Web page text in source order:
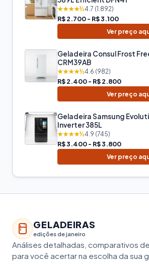
★★★★½4.7 (1.892)
R$ 2.700 - R$ 3.100
Ver preço
Geladeira Consul Frost
CRM39AB
★★★★½4.6 (982)
R$ 2.400 - R$ 2.800
Ver preço
Geladeira Samsung
Inverter 385L
★★★★½4.9 (745)
R$ 3.400 - R$ 3.800
Ver preço
GELADEIRAS
edições de janeiro
Análises detalhadas, comparativos
para você acertar na escolha da sua